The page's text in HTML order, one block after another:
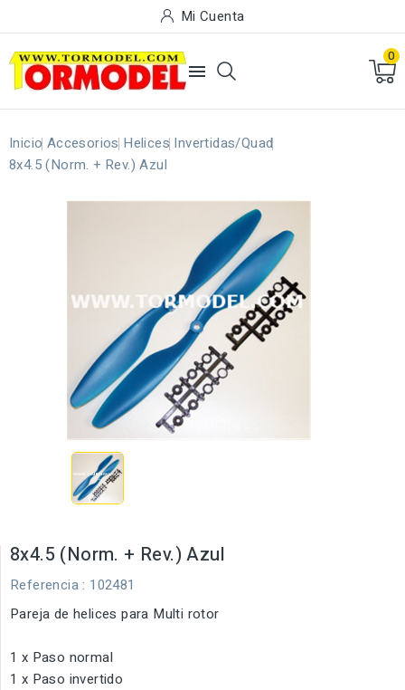
Mi Cuenta

0
Inicio Accesorios Helices Invertidas/Quad
8x4.5 (Norm. + Rev.) Azul
8x4.5 (Norm. + Rev.) Azul
Referencia : 102481
Pareja de helices para Multi rotor
1 x Paso normal
1 x Paso invertido